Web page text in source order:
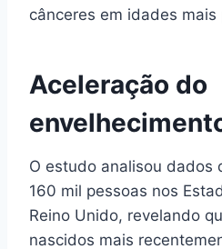
cânceres em idades mais
Aceleração do
O estudo analisou dados
160 mil pessoas nos
Reino Unido, revelando
nascidos mais